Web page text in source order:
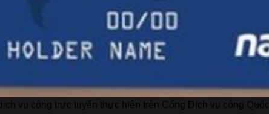
vụ công trực tuyến thực hiện trên Cổng Dịch vụ công